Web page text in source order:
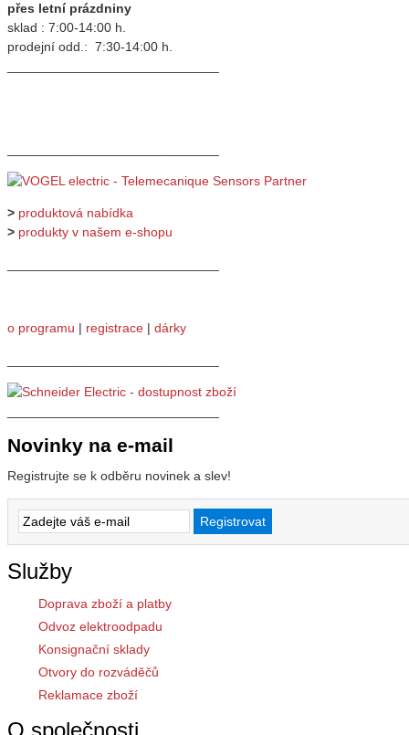
přes letní prázdniny
sklad : 7:00-14:00 h.
prodejní odd.: 7:30-14:00 h.
> produktová nabídka
> produkty v našem e-shopu
o programu | registrace | dárky
Novinky na e-mail
Registrujte se k odběru novinek a slev!
Služby
Doprava zboží a platby
Odvoz elektroodpadu
Konsignační sklady
Otvory do rozváděčů
Reklamace zboží
O společnosti